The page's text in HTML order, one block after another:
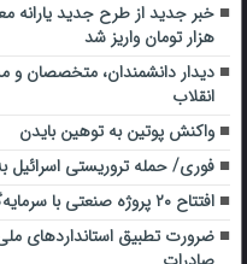
هزار تومان واریز شد
دیدار دانشمندان، متخصصان و
انقلاب
واکنش پوتین به توهین بایدن
فوری/ حمله تروریستی اسرائیل
افتتاح ۲۰ پروژه صنعتی با سرمایه‌گذاری ۱۲۱۶ میلیارد تومان در گیلان
ضرورت تطبیق استانداردهای ملی